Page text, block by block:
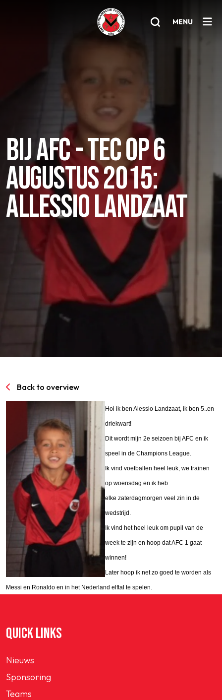
MENU
Jeugd
Senioren
Clubinfo
Nieuwsoverzicht
Sponsoring
SPORTPARK GOED GENOEG
LIDMAATSCHAP
CONTACT
BIJ AFC - TEC OP 6
AUGUSTUS 2015:
ALLESSIO LANDZAAT
Back to overview
Hoi ik ben Alessio Landzaat, ik ben 5..en
driekwart!
Dit wordt mijn 2e seizoen bij AFC en ik
speel in de Champions League.
Ik vind voetballen heel leuk, we trainen
op woensdag en ik heb
elke zaterdagmorgen veel zin in de
wedstrijd.
Ik vind het heel leuk om pupil van de
week te zijn en hoop dat AFC 1 gaat
winnen!
Later hoop ik net zo goed te worden als
Messi en Ronaldo en in het Nederland elftal te spelen.
QUICK LINKS
Nieuws
Sponsoring
Teams